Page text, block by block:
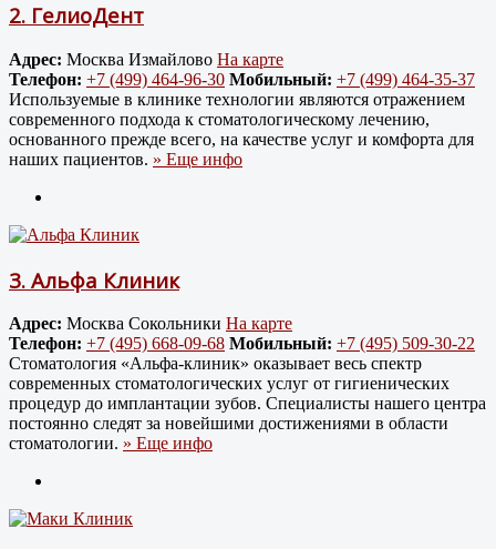
2. ГелиоДент
Адрес: Москва Измайлово На карте
Телефон: +7 (499) 464-96-30 Мобильный: +7 (499) 464-35-37
Используемые в клинике технологии являются отражением
современного подхода к стоматологическому лечению,
основанного прежде всего, на качестве услуг и комфорта для
наших пациентов. » Еще инфо
3. Альфа Клиник
Адрес: Москва Сокольники На карте
Телефон: +7 (495) 668-09-68 Мобильный: +7 (495) 509-30-22
Стоматология «Альфа-клиник» оказывает весь спектр
современных стоматологических услуг от гигиенических
процедур до имплантации зубов. Специалисты нашего центра
постоянно следят за новейшими достижениями в области
стоматологии. » Еще инфо